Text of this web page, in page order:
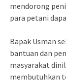
mendorong
para petani
Bapak Usman
bantuan dan
masyarakat
membutuhkan